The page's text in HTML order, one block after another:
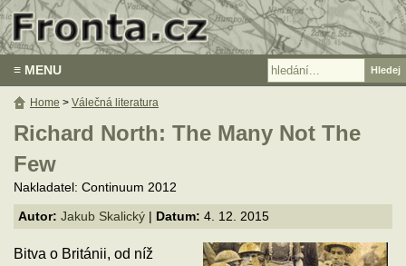
≡ MENU
Richard North: The Many Not The
Few
Nakladatel: Continuum 2012
Autor: Jakub Skalický Datum: 4. 12. 2015
Bitva o Británii, od níž
Home > Válečná literatura